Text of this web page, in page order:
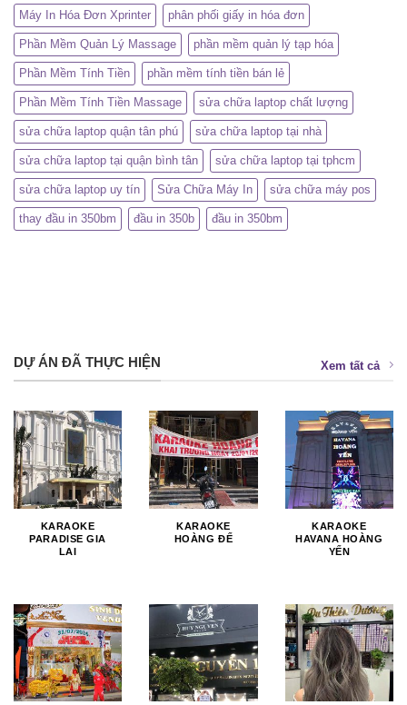
Máy In Hóa Đơn Xprinter phân phối giấy in hóa đơn
Phần Mềm Quản Lý Massage phần mềm quản lý tạp hóa
Phần Mềm Tính Tiền phần mềm tính tiền bán lẻ
Phần Mềm Tính Tiền Massage sửa chữa laptop chất lượng
sửa chữa laptop quận tân phú sửa chữa laptop tại nhà
sửa chữa laptop tại quận bình tân sửa chữa laptop tại tphcm
sửa chữa laptop uy tín Sửa Chữa Máy In sửa chữa máy pos
thay đầu in 350bm đầu in 350b đầu in 350bm
DỰ ÁN ĐÃ THỰC HIỆN Xem tất cả
KARAOKE
PARADISE GIA
LAI
KARAOKE
HOÀNG ĐẾ
KARAOKE
HAVANA HOÀNG
YẾN